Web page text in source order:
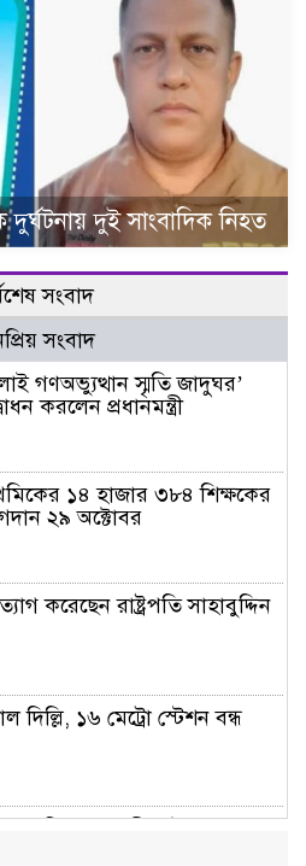
দুই সাংবাদিক নিহত
সংবাদ
সংবাদ
গণঅভ্যুত্থান স্মৃতি জাদুঘর’
করলেন প্রধানমন্ত্রী
১৪ হাজার ৩৮৪ শিক্ষকের
২৯ অক্টোবর
করেছেন রাষ্ট্রপতি সাহাবুদ্দিন
দিল্লি, ১৬ মেট্রো স্টেশন বন্ধ